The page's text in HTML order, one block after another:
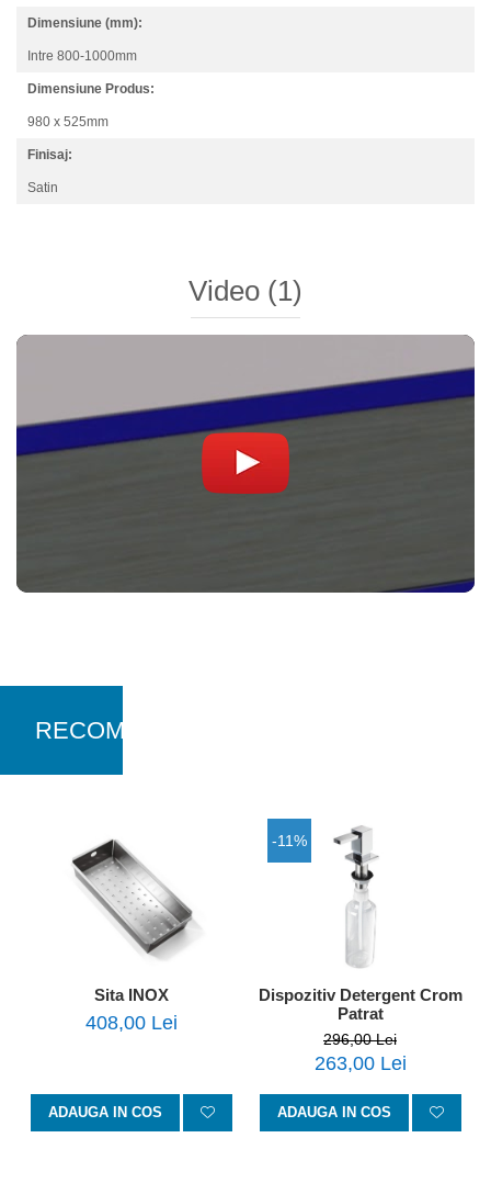
Dimensiune (mm):
Intre 800-1000mm
Dimensiune Produs:
980 x 525mm
Finisaj:
Satin
Video (1)
RECOMANDARI
Sita INOX
408,00 Lei
ADAUGA IN COS
-11%
Dispozitiv Detergent Crom
Patrat
296,00 Lei
263,00 Lei
ADAUGA IN COS